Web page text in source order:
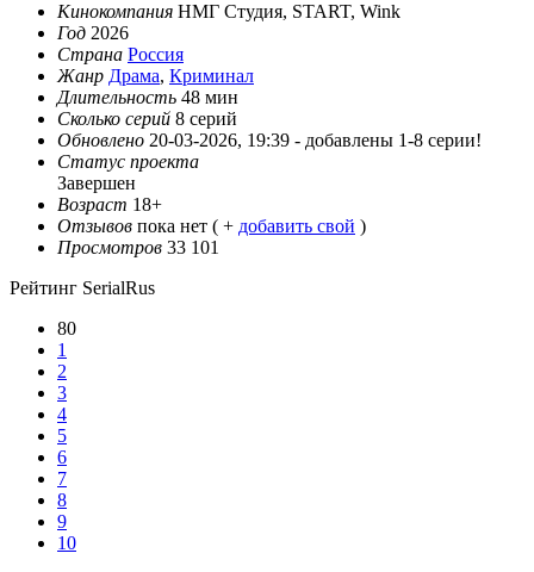
Кинокомпания НМГ Студия, START, Wink
Год 2026
Страна Россия
Жанр Драма, Криминал
Длительность 48 мин
Сколько серий 8 серий
Обновлено 20-03-2026, 19:39 - добавлены 1-8 серии!
Статус проекта
Завершен
Возраст 18+
Отзывов пока нет ( + добавить свой )
Просмотров 33 101
Рейтинг SerialRus
80
1
2
3
4
5
6
7
8
9
10